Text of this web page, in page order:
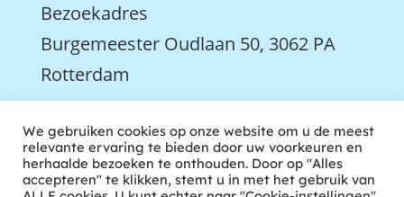
Bezoekadres
Burgemeester Oudlaan 50, 3062 PA
Rotterdam
 We zijn ook actief op LinkedIn
We gebruiken cookies op onze website om u de meest
relevante ervaring te bieden door uw voorkeuren en
herhaalde bezoeken te onthouden. Door op "Alles
accepteren" te klikken, stemt u in met het gebruik van